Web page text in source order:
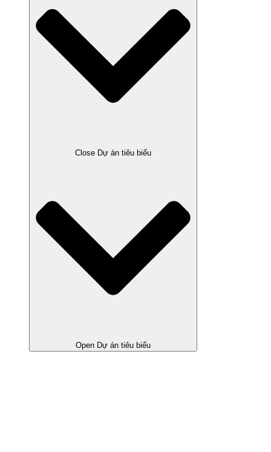
Close Dự án tiêu biểu
Open Dự án tiêu biểu